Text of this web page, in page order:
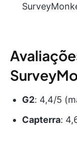
G2: 4,4/5
Capterra: